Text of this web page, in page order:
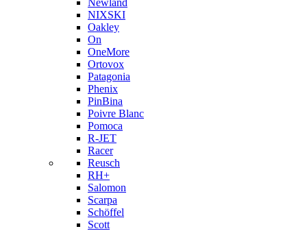
NIXSKI
Oakley
On
OneMore
Ortovox
Patagonia
Phenix
PinBina
Poivre Blanc
Pomoca
R-JET
Racer
Reusch
RH+
Salomon
Scarpa
Schöffel
Scott